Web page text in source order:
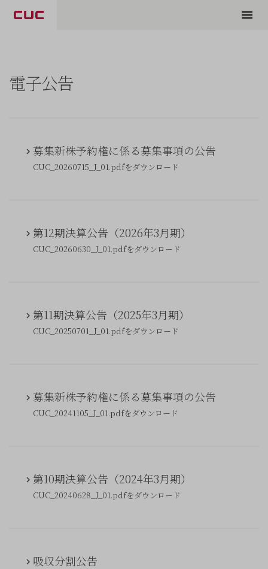
電子公告
募集新株予約権に係る募集事項の公告
CUC_20260715_J_01.pdfをダウンロード
第12期決算公告（2026年3月期）
CUC_20260630_J_01.pdfをダウンロード
第11期決算公告（2025年3月期）
CUC_20250701_J_01.pdfをダウンロード
募集新株予約権に係る募集事項の公告
CUC_20241105_J_01.pdfをダウンロード
第10期決算公告（2024年3月期）
CUC_20240628_J_01.pdfをダウンロード
吸収分割公告